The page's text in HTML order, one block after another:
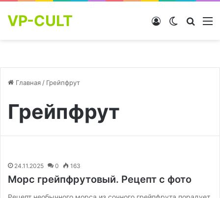
VP-CULT Switch skin
Войти
Главная / Грейпфрут
Грейпфрут
24.11.2025 0 163
Морс грейпфрутовый. Рецепт с фото